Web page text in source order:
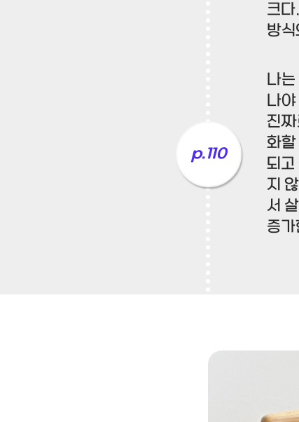
크
방
p.110
나
나
진
화할
되고
지
서
증